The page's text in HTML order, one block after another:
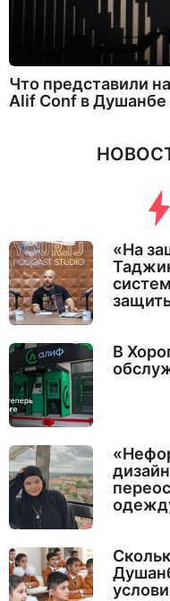
Что представили
Alif Conf в Душанбе
«На
В